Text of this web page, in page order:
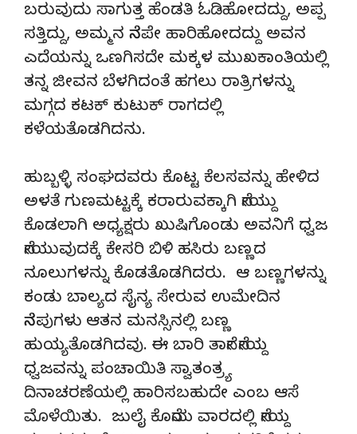
ಬರುವುದು ಸಾಗುತ್ತ ಹೆಂಡತಿ ಓಡಿಹೋದದ್ದು, ಅಪ್ಪ
ಸತ್ತಿದ್ದು, ಅಮ್ಮನ ನೆನಪೇ ಹಾರಿಹೋದದ್ದು ಅವನ
ಎದೆಯನ್ನು ಒಣಗಿಸದೇ ಮಕ್ಕಳ ಮುಖಕಾಂತಿಯಲ್ಲಿ
ತನ್ನ ಜೀವನ ಬೆಳಗಿದಂತೆ ಹಗಲು ರಾತ್ರಿಗಳನ್ನು
ಮಗ್ಗದ ಕಟಕ್ ಕುಟುಕ್ ರಾಗದಲ್ಲಿ
ಕಳೆಯತೊಡಗಿದನು.
ಹುಬ್ಬಳ್ಳಿ ಸಂಘದವರು ಕೊಟ್ಟ ಕೆಲಸವನ್ನು ಹೇಳಿದ
ಅಳತೆ ಗುಣಮಟ್ಟಕ್ಕೆ ಕರಾರುವಕ್ಕಾಗಿ ನೇಯ್ದು
ಕೊಡಲಾಗಿ ಅಧ್ಯಕ್ಷರು ಖುಷಿಗೊಂಡು ಅವನಿಗೆ ಧ್ವಜ
ನೇಯುವುದಕ್ಕೆ ಕೇಸರಿ ಬಿಳಿ ಹಸಿರು ಬಣ್ಣದ
ನೂಲುಗಳನ್ನು ಕೊಡತೊಡಗಿದರು. ಆ ಬಣ್ಣಗಳನ್ನು
ಕಂಡು ಬಾಲ್ಯದ ಸೈನ್ಯ ಸೇರುವ ಉಮೇದಿನ
ನೆನಪುಗಳು ಆತನ ಮನಸ್ಸಿನಲ್ಲಿ ಬಣ್ಣ
ಹುಯ್ಯತೊಡಗಿದವು. ಈ ಬಾರಿ ತಾನೇ ನೇಯ್ದ
ಧ್ವಜವನ್ನು ಪಂಚಾಯಿತಿ ಸ್ವಾತಂತ್ರ್ಯ
ದಿನಾಚರಣೆಯಲ್ಲಿ ಹಾರಿಸಬಹುದೇ ಎಂಬ ಆಸೆ
ಮೊಳೆಯಿತು. ಜುಲೈ ಕೊನೆಯ ವಾರದಲ್ಲಿ ನೇಯ್ದ